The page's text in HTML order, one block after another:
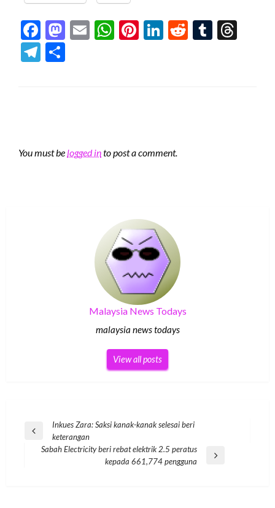
Facebook
Mastodon
EmailWhatsApp
Pinterest
LinkedIn
RedditTumblr
Telegram
You must be logged into post a comment.
Malaysia News Todays
malaysia news todays
View all posts
Post
navigation
Previous
Inkues Zara: Saksi kanak-kanak selesai beri
keterangan
Sabah Electricity beri rebat elektrik 2.5 peratus
kepada 661,774 pengguna